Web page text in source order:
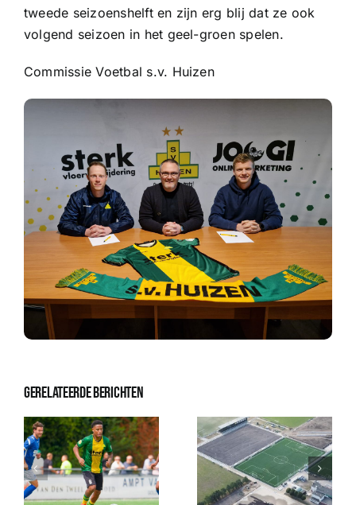
Activiteiten
Business Club Zuyderzee
tweede seizoenshelft en zijn erg blij dat ze ook
volgend seizoen in het geel-groen spelen.
Commissie Voetbal s.v. Huizen
Gerelateerde berichten